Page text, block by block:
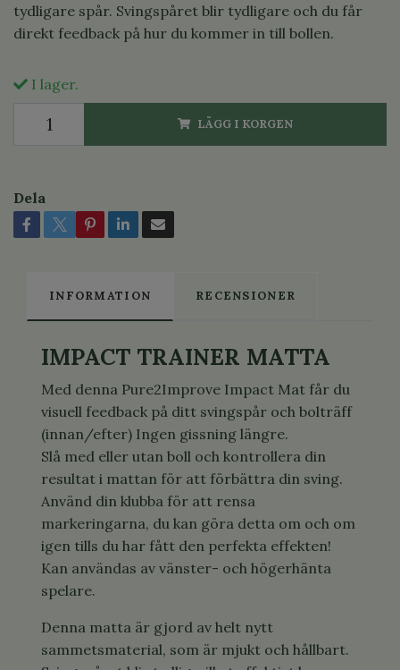
tydligare spår. Svingspåret blir tydligare och du får
direkt feedback på hur du kommer in till bollen.
I lager.
LÄGG I KORGEN
Dela
INFORMATION RECENSIONER
IMPACT TRAINER MATTA
Med denna Pure2Improve Impact Mat får du
visuell feedback på ditt svingspår och bolträff
(innan/efter) Ingen gissning längre.
Slå med eller utan boll och kontrollera din
resultat i mattan för att förbättra din sving.
Använd din klubba för att rensa
markeringarna, du kan göra detta om och om
igen tills du har fått den perfekta effekten!
Kan användas av vänster- och högerhänta
spelare.
Denna matta är gjord av helt nytt
sammetsmaterial, som är mjukt och hållbart.